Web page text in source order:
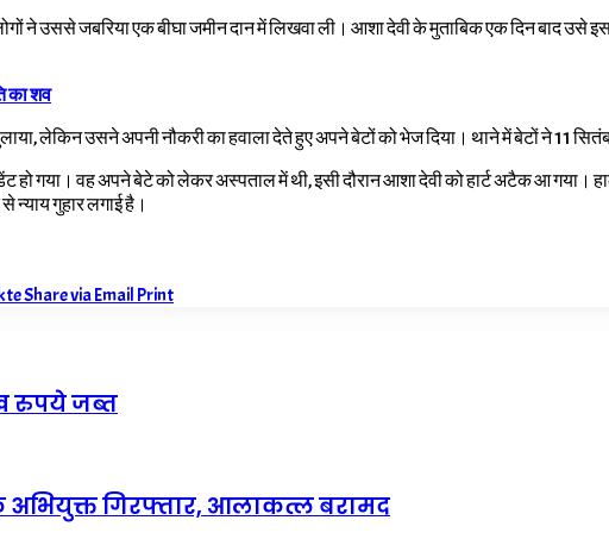
ने उससे जबरिया एक बीघा जमीन दान में लिखवा ली। आशा देवी के मुताबिक एक दिन बाद उसे
का शव
लेकिन उसने अपनी नौकरी का हवाला देते हुए अपने बेटों को भेज दिया। थाने में बेटों ने 11
हो गया। वह अपने बेटे को लेकर अस्पताल में थी, इसी दौरान आशा देवी को हार्ट अटैक आ
गुहार लगाई है।
Share via Email Print
रुपये जब्त
गिरफ्तार, आलाकत्ल बरामद